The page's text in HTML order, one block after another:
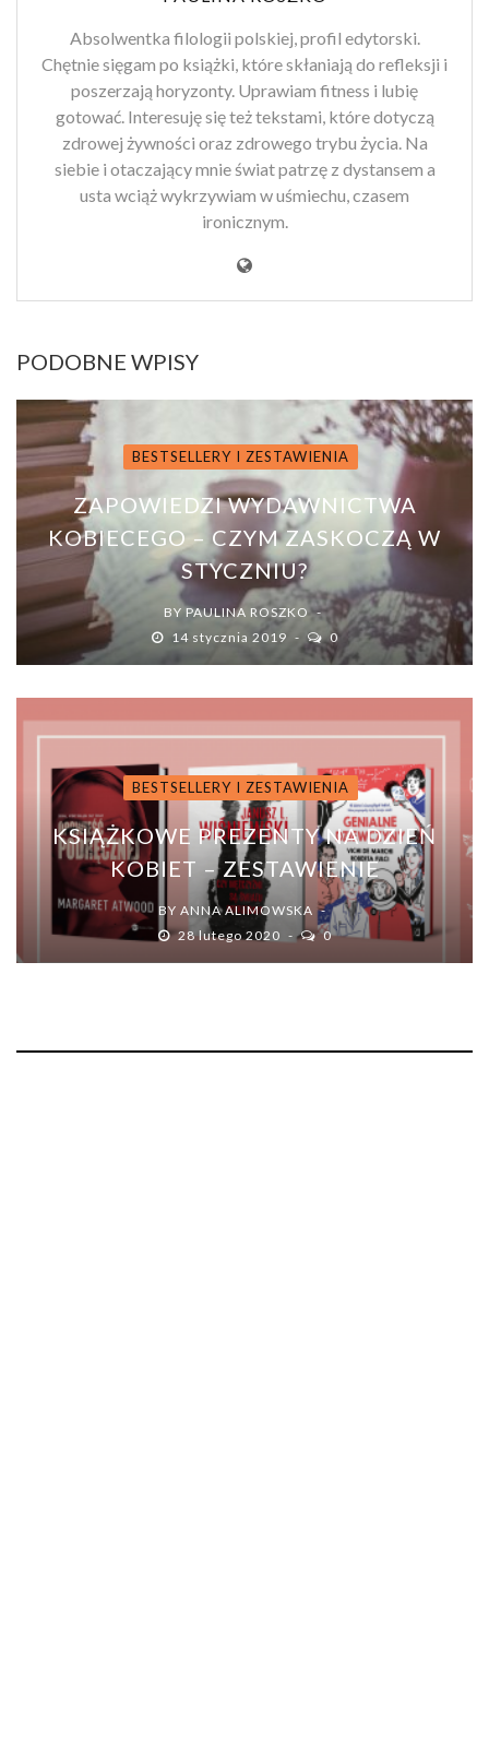
Absolwentka filologii polskiej, profil edytorski.
Chętnie sięgam po książki, które skłaniają do refleksji i
poszerzają horyzonty. Uprawiam fitness i lubię
gotować. Interesuję się też tekstami, które dotyczą
zdrowej żywności oraz zdrowego trybu życia. Na
siebie i otaczający mnie świat patrzę z dystansem a
usta wciąż wykrzywiam w uśmiechu, czasem
ironicznym.
PODOBNE WPISY
BESTSELLERY I ZESTAWIENIA
ZAPOWIEDZI WYDAWNICTWA
KOBIECEGO – CZYM ZASKOCZĄ W
STYCZNIU?
BY PAULINA ROSZKO
14 stycznia 2019
0
BESTSELLERY I ZESTAWIENIA
KSIĄŻKOWE PREZENTY NA DZIEŃ
KOBIET – ZESTAWIENIE
BY ANNA ALIMOWSKA
28 lutego 2020
0